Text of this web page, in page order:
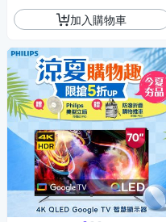
加入購物車